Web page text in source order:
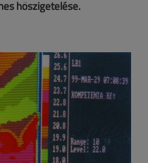
hőszigetelése.